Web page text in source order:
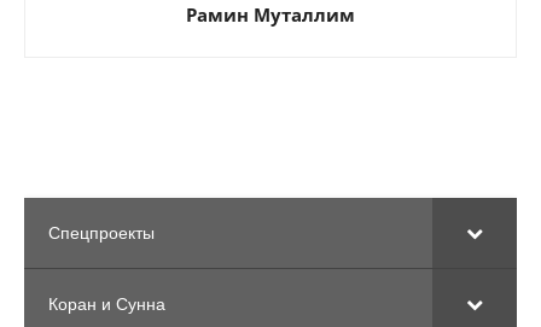
Рамин Муталлим
Спецпроекты
Коран и Сунна